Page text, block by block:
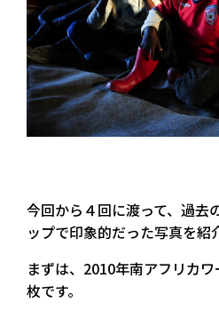
今回から４回に渡って、過去
ップで印象的だった写真を紹
まずは、2010年南アフリカ
枚です。